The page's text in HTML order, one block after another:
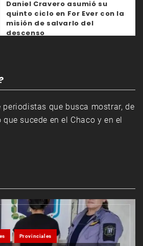
Daniel Cravero asumió su
quinto ciclo en For Ever con la
misión de salvarlo del
descenso
periodistas que busca mostrar, de
sucede en el Chaco y en el
Provinciales